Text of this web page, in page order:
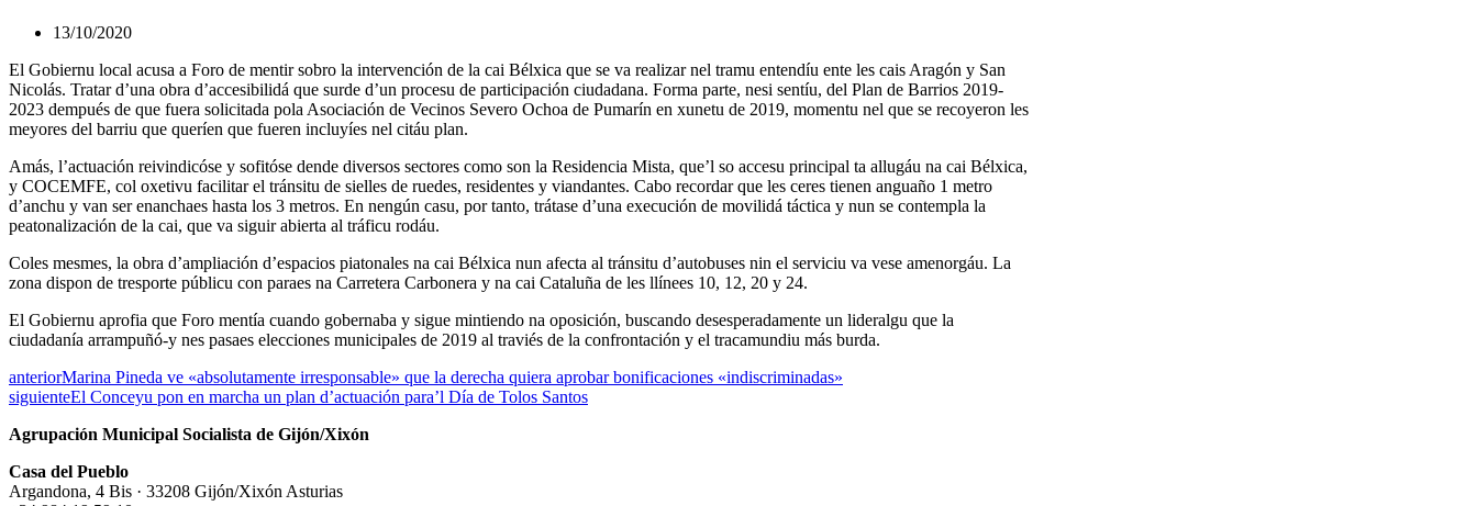
13/10/2020
El Gobiernu local acusa a Foro de mentir sobro la intervención de la cai Bélxica que se va realizar nel tramu entendíu ente les cais Aragón y San
Nicolás. Tratar d’una obra d’accesibilidá que surde d’un procesu de participación ciudadana. Forma parte, nesi sentíu, del Plan de Barrios 2019-
2023 dempués de que fuera solicitada pola Asociación de Vecinos Severo Ochoa de Pumarín en xunetu de 2019, momentu nel que se recoyeron les
meyores del barriu que queríen que fueren incluyíes nel citáu plan.
Amás, l’actuación reivindicóse y sofitóse dende diversos sectores como son la Residencia Mista, que’l so accesu principal ta allugáu na cai Bélxica,
y COCEMFE, col oxetivu facilitar el tránsitu de sielles de ruedes, residentes y viandantes. Cabo recordar que les ceres tienen anguaño 1 metro
d’anchu y van ser enanchaes hasta los 3 metros. En nengún casu, por tanto, trátase d’una execución de movilidá táctica y nun se contempla la
peatonalización de la cai, que va siguir abierta al tráficu rodáu.
Coles mesmes, la obra d’ampliación d’espacios piatonales na cai Bélxica nun afecta al tránsitu d’autobuses nin el serviciu va vese amenorgáu. La
zona dispon de tresporte públicu con paraes na Carretera Carbonera y na cai Cataluña de les llínees 10, 12, 20 y 24.
El Gobiernu aprofia que Foro mentía cuando gobernaba y sigue mintiendo na oposición, buscando desesperadamente un lideralgu que la
ciudadanía arrampuñó-y nes pasaes elecciones municipales de 2019 al traviés de la confrontación y el tracamundiu más burda.
anteriorMarina Pineda ve «absolutamente irresponsable» que la derecha quiera aprobar bonificaciones «indiscriminadas»
siguienteEl Conceyu pon en marcha un plan d’actuación para’l Día de Tolos Santos
Agrupación Municipal Socialista de Gijón/Xixón
Casa del Pueblo
Argandona, 4 Bis · 33208 Gijón/Xixón Asturias